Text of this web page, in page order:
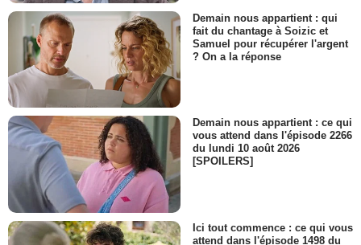
Demain nous appartient : qui
fait du chantage à Soizic et
Samuel pour récupérer l'argent
? On a la réponse
Demain nous appartient : ce qui
vous attend dans l'épisode 2266
du lundi 10 août 2026
[SPOILERS]
Ici tout commence : ce qui vous
attend dans l'épisode 1498 du